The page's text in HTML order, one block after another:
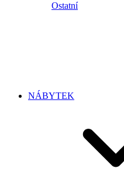
Ostatní
NÁBYTEK